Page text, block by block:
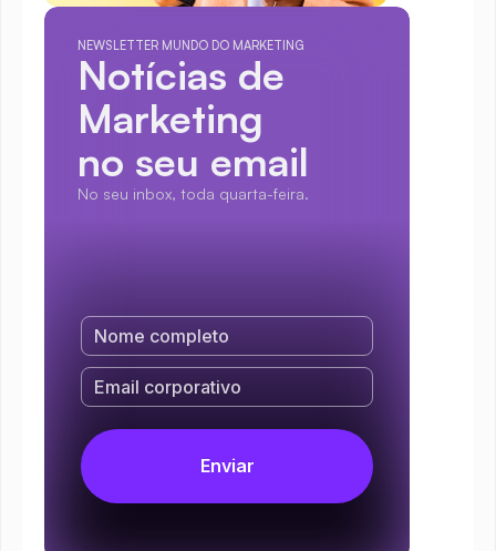
NEWSLETTER MUNDO DO MARKETING
Notícias de
Marketing
no seu email
No seu inbox, toda quarta-feira.